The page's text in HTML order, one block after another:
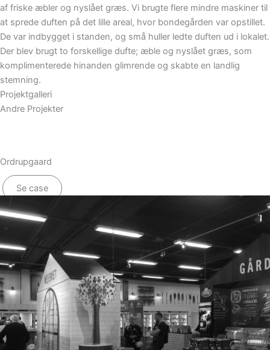
af friske æbler og nyslået græs. Vi brugte flere mindre maskiner til
at sprede duften på det lille areal, hvor bondegården var opstillet.
De var indbygget i standen, og små huller ledte duften ud i lokalet.
Der blev brugt to forskellige dufte; æble og nyslået græs, som
komplimenterede hinanden glimrende og skabte en landlig
stemning.
Projektgalleri
Andre Projekter
Ordrupgaard
Se case